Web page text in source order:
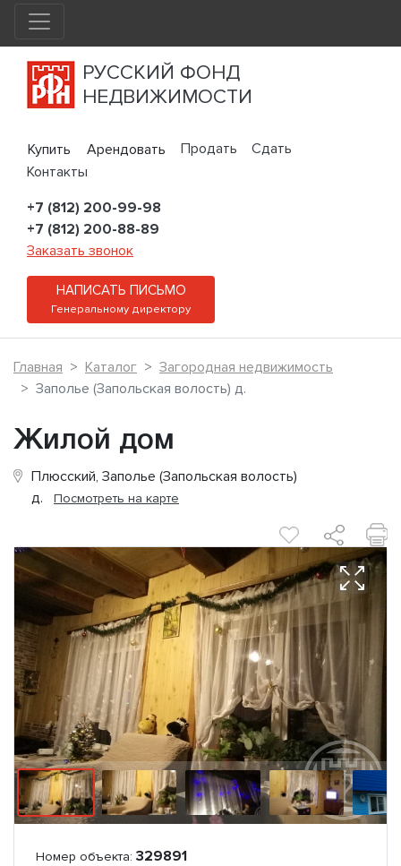
РУССКИЙ ФОНД
НЕДВИЖИМОСТИ
Купить Арендовать Продать
Сдать
Контакты
+7 (812) 200-99-98
+7 (812) 200-88-89
Заказать звонок
НАПИСАТЬ ПИСЬМО
Генеральному директору
Главная Каталог
Загородная недвижимость
Заполье (Запольская волость) д.
Жилой дом
Плюсский, Заполье (Запольская волость)
д. Посмотреть на карте
Номер объекта: 329891